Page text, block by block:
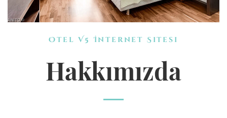
Otel V5 İnternet Sitesi
Hakkımızda